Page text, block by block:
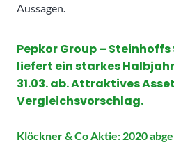
Aussagen.
Pepkor Group –
liefert ein starkes
31.03. ab. Attraktives
Vergleichsvorschlag.
Klöckner & Co Aktie: 2020